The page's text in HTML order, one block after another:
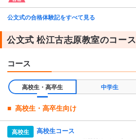
公文式の合格体験記をすべて見る
公文式 松江古志原教室のコー
コース
高校生・高卒生 中学生
高校生・高卒生向け
高校生 高校生コース